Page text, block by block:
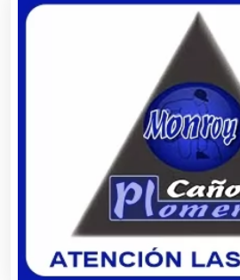
Centros de Espectáculos
Centros de Nutrición
Centros Turísticos
Cerrajerías
Cibercafés